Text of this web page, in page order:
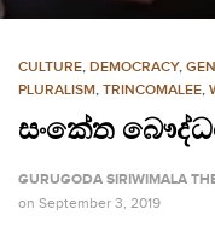
e
CULTURE, DEMOCRACY,
PLURALISM, TRINCOMALEE,
සංකේත
GURUGODA SIRIWIMALA
on September 3, 2019